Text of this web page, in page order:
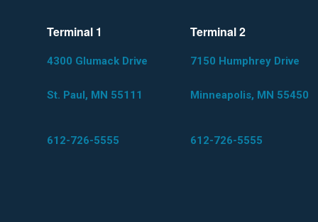
Terminal 1
4300 Glumack Drive
St. Paul, MN 55111
612-726-5555
Terminal 2
7150 Humphrey Drive
Minneapolis, MN 55450
612-726-5555